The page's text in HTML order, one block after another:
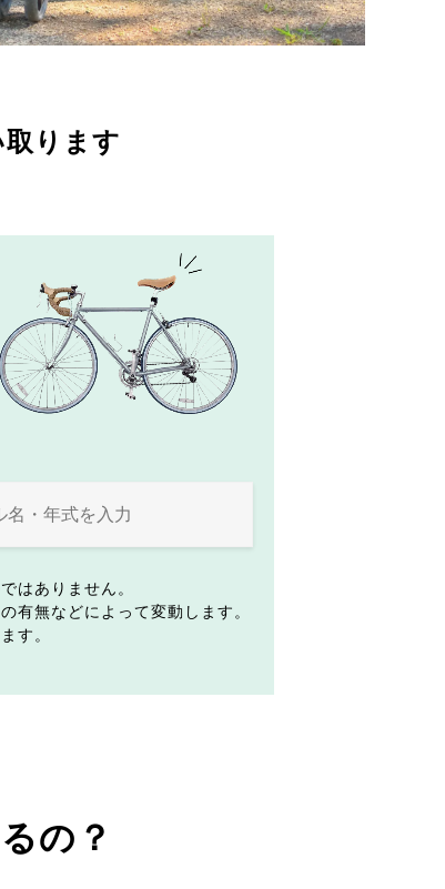
ります
はありません。
有無などによって変動します。
す。
の？